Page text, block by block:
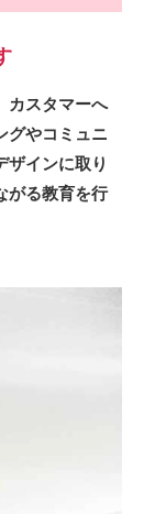
カスタマーへ
グやコミュニ
ザインに取り
がる教育を行